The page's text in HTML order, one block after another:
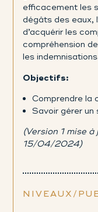
efficacement les
dégâts des eaux,
d’acquérir les
compréhension
les
Objectifs:
Comprendre la
Savoir gérer
(Version 1 mise
15/04/2024)
NIVEAUX/